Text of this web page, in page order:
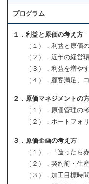
プログラム
１．利益と原価の考え方
（１）．利益と原価
（２）．近年の経営環
（３）．利益を増やす
（４）．顧客満足、コ
２．原価マネジメントの
（１）．原価管理の考
（２）．ポートフォリ
３．原価企画の考え方
（１）．「造ったら赤
（２）．契約前・生産
（３）．加工目標時間